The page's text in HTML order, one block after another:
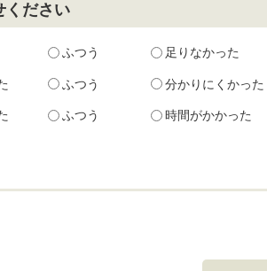
ください
ふつう 足りなかった
ふつう 分かりにくかった
ふつう 時間がかかった